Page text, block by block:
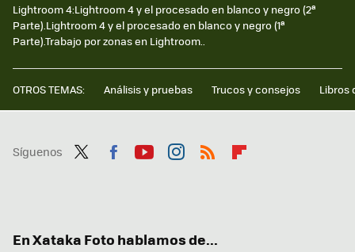
Lightroom 4:Lightroom 4 y el procesado en blanco y negro (2ª
Parte).Lightroom 4 y el procesado en blanco y negro (1ª
Parte).Trabajo por zonas en Lightroom..
OTROS TEMAS: Análisis y pruebas Trucos y consejos Libros
Síguenos
En Xataka Foto hablamos de...